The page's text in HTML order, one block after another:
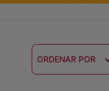
ORDENAR POR